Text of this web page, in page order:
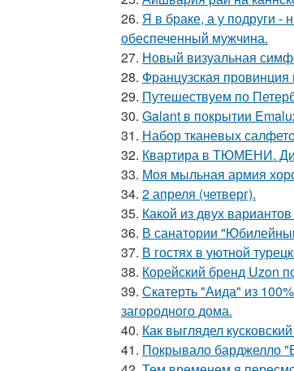
26. Я в браке, а у подруги -
обеспеченный мужчина.
27. Новый визуальная
28. Французская
29. Путешествуем по
30. Galant в покрытии
31. Набор тканевых
32. Квартира в ТЮМЕНИ.
33. Моя мыльная армия
34. 2 апреля (четверг).
35. Какой из двух
36. В санатории
37. В гостях в уютной
38. Корейский бренд Uzon
39. Скатерть "Аида" из
загородного дома.
40. Как выглядел
41. Покрывало барджелло